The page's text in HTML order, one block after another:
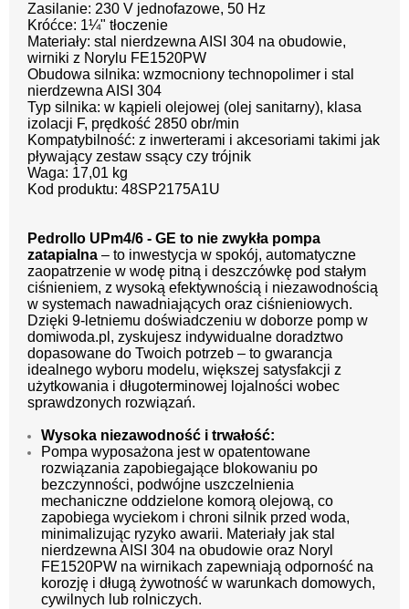
Zasilanie: 230 V jednofazowe, 50 Hz
Króćce: 1¼" tłoczenie
Materiały: stal nierdzewna AISI 304 na obudowie,
wirniki z Norylu FE1520PW
Obudowa silnika: wzmocniony technopolimer i stal
nierdzewna AISI 304
Typ silnika: w kąpieli olejowej (olej sanitarny), klasa
izolacji F, prędkość 2850 obr/min
Kompatybilność: z inwerterami i akcesoriami takimi jak
pływający zestaw ssący czy trójnik
Waga: 17,01 kg
Kod produktu: 48SP2175A1U
Pedrollo UPm4/6 - GE to nie zwykła pompa
zatapialna – to inwestycja w spokój, automatyczne
zaopatrzenie w wodę pitną i deszczówkę pod stałym
ciśnieniem, z wysoką efektywnością i niezawodnością
w systemach nawadniających oraz ciśnieniowych.
Dzięki 9-letniemu doświadczeniu w doborze pomp w
domiwoda.pl, zyskujesz indywidualne doradztwo
dopasowane do Twoich potrzeb – to gwarancja
idealnego wyboru modelu, większej satysfakcji z
użytkowania i długoterminowej lojalności wobec
sprawdzonych rozwiązań.
Wysoka niezawodność i trwałość:
Pompa wyposażona jest w opatentowane
rozwiązania zapobiegające blokowaniu po
bezczynności, podwójne uszczelnienia
mechaniczne oddzielone komorą olejową, co
zapobiega wyciekom i chroni silnik przed woda,
minimalizując ryzyko awarii. Materiały jak stal
nierdzewna AISI 304 na obudowie oraz Noryl
FE1520PW na wirnikach zapewniają odporność na
korozję i długą żywotność w warunkach domowych,
cywilnych lub rolniczych.